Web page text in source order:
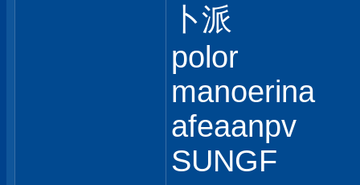
卜派
polor
manoerina
afeaanpv
SUNGF